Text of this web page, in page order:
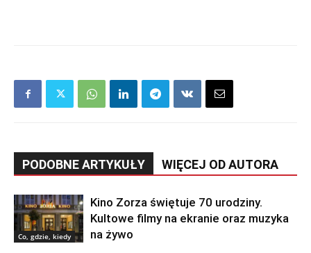
PODOBNE ARTYKUŁY WIĘCEJ OD AUTORA
Co, gdzie, kiedy
Kino Zorza świętuje 70 urodziny.
Kultowe filmy na ekranie oraz muzyka
na żywo